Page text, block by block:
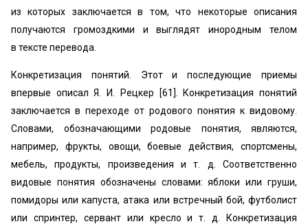
из которых заключается в том, что некоторые описания
получаются громоздкими и выглядят инородным телом
в тексте перевода.
Конкретизация понятий. Этот и последующие приемы
впервые описал Я. И. Рецкер [61]. Конкретизация понятий
заключается в переходе от родового понятия к видовому.
Словами, обозначающими родовые понятия, являются,
например, фрукты, овощи, боевые действия, спортсмены,
мебель, продукты, произведения и т. д. Соответственно
видовые понятия обозначены словами: яблоки или груши,
помидоры или капуста, атака или встречный бой, футболист
или спринтер, сервант или кресло и т. д. Конкретизация